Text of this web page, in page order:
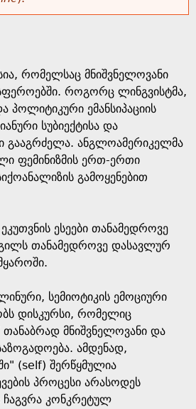
რომელსაც მნიშვნელოვანი
როგორც ლინგვისტმა,
პოლიტიკური ემანსიპაციის
სუბიექტისა და
გააგრძელა. ანგლოამერიკელმა
ფემინიზმის ერთ-ერთი
გამოყენებით
ესეები თანამედროვე
თანამედროვე დასავლურ
სემიოტიკის ემოციური
დისკურსი, რომელიც
თანაბრად მნიშვნელოვანი და
ამდენად,
(self) შერწყმულია
პროცესი არასოდეს
ჩაგვრა კონკრეტულ